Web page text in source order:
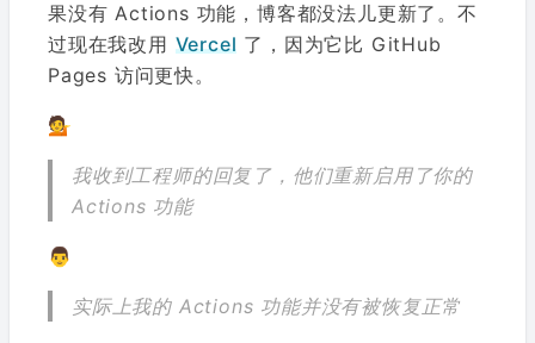
果没有 Actions 功能，博客都没法儿更新了。不
过现在我改用 Vercel 了，因为它比 GitHub
Pages 访问更快。
💁
我收到工程师的回复了，他们重新启用了你的
Actions 功能
👨
实际上我的 Actions 功能并没有被恢复正常